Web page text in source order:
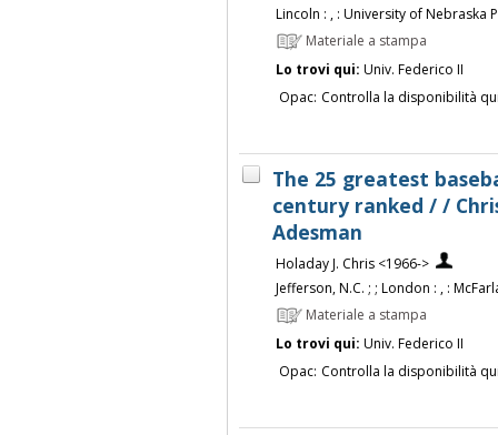
Lincoln : , : University of Nebraska
Materiale a stampa
Lo trovi qui: Univ. Federico II
Opac: Controlla la disponibilità
The 25 greatest
century ranked / /
Adesman
Holaday J. Chris <1966->
Jefferson, N.C. ; ; London : , :
Materiale a stampa
Lo trovi qui: Univ. Federico II
Opac: Controlla la disponibilità